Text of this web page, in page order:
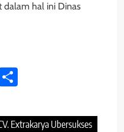
dalam hal ini Dinas
Extrakarya Ubersukses